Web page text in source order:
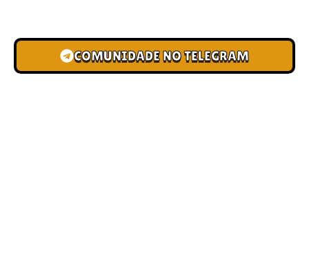
COMUNIDADE NO TELEGRAM